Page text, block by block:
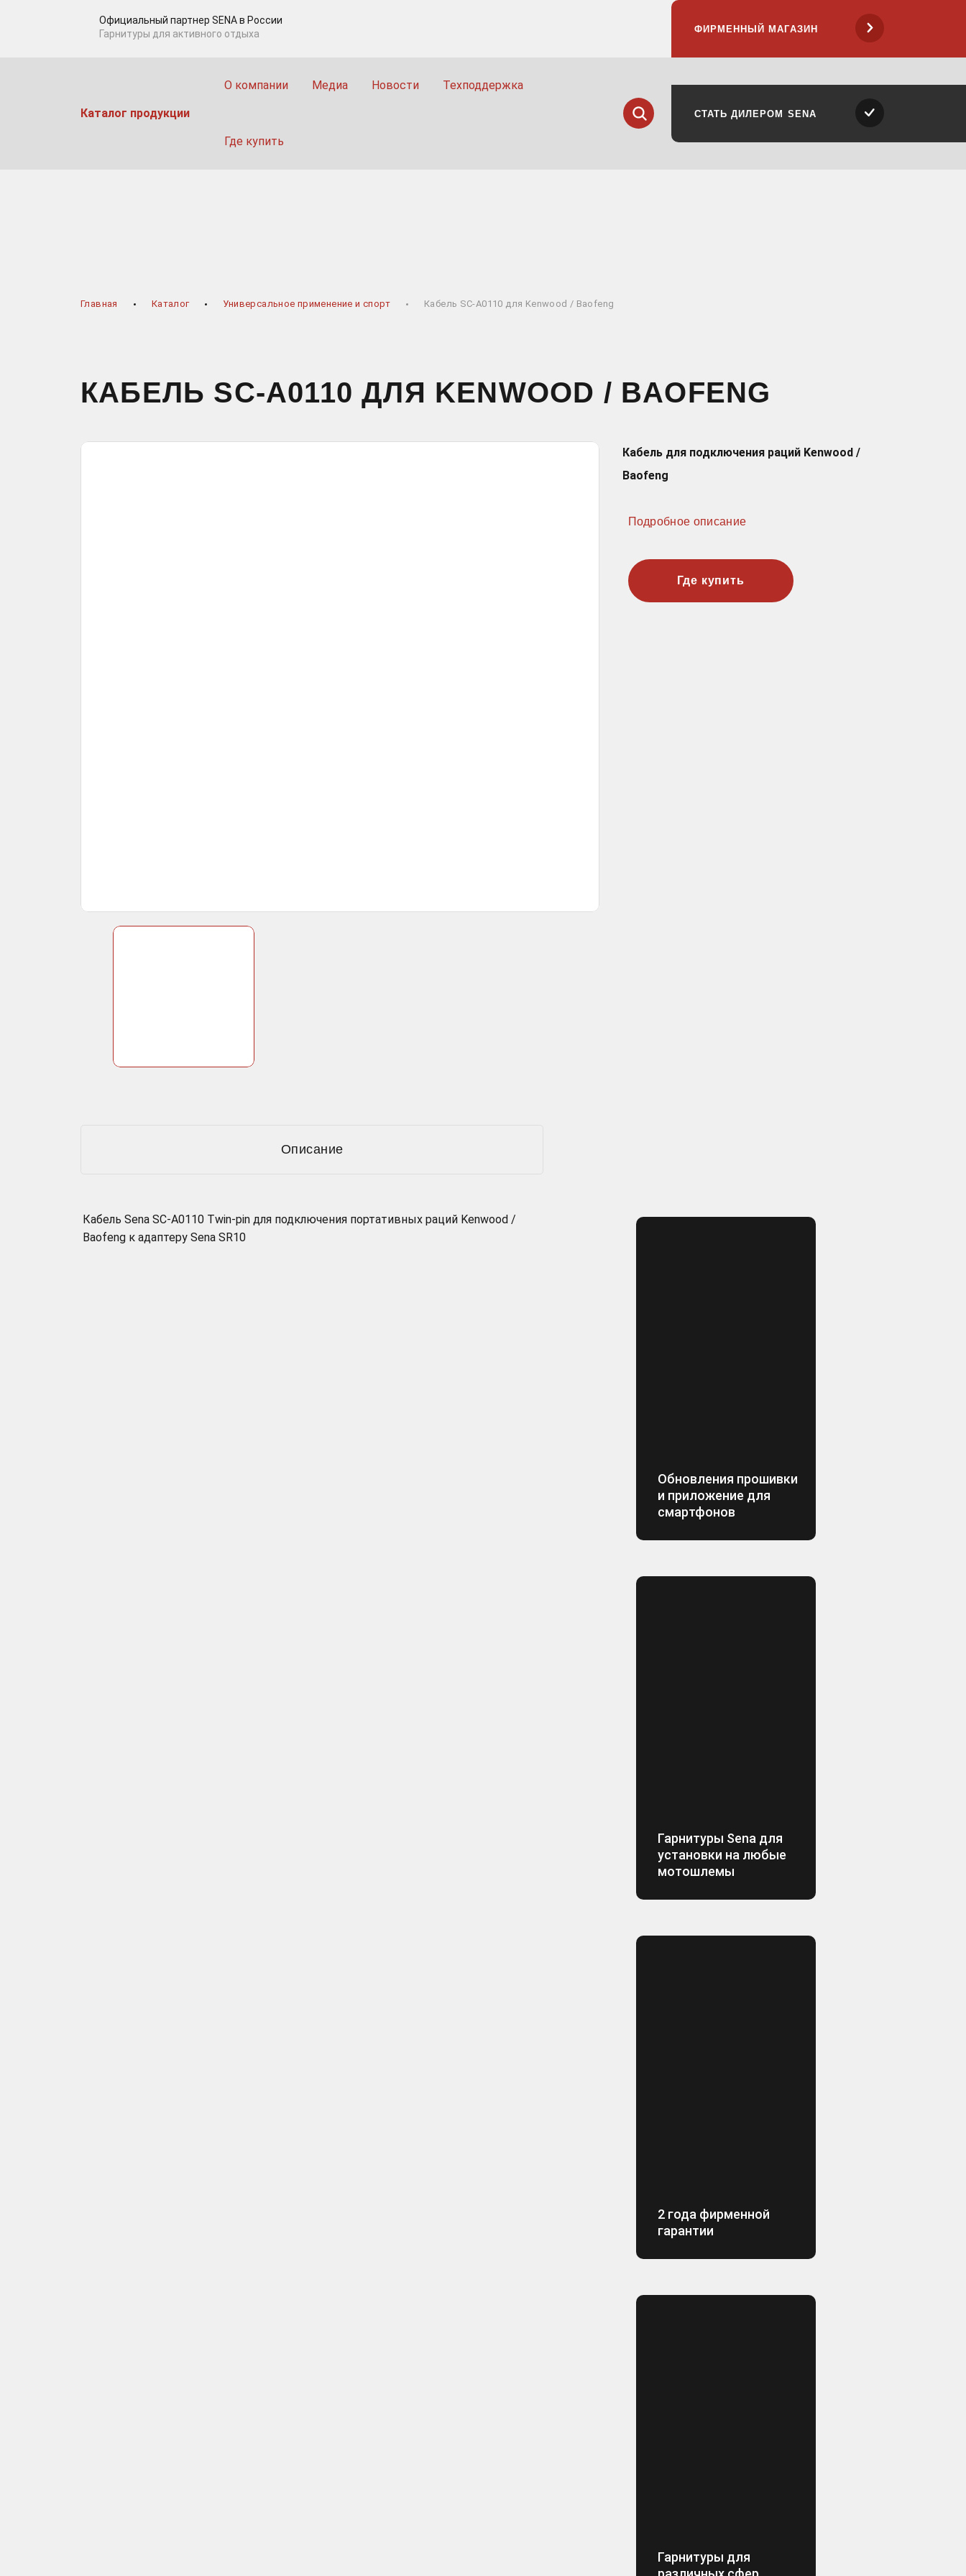
Официальный партнер SENA в Роcсии
Гарнитуры для активного отдыха
ФИРМЕННЫЙ МАГАЗИН
Каталог продукции
О компании Медиа Новости Техподдержка
Где купить
Поиск
Найти СТАТЬ ДИЛЕРОМ SENA
Главная Каталог Универсальное применение и спорт Кабель SC-A0110 для Kenwood / Baofeng
КАБЕЛЬ SC-A0110 ДЛЯ KENWOOD / BAOFENG
Кабель для подключения раций Kenwood /
Baofeng
Подробное описание
Где купить
Обновления прошивки
и приложение для
смартфонов
Гарнитуры Sena для
установки на любые
мотошлемы
2 года фирменной
гарантии
Гарнитуры для
Описание
Кабель Sena SC-A0110 Twin-pin для подключения портативных раций Kenwood /
Baofeng к адаптеру Sena SR10